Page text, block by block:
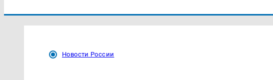
Новости России